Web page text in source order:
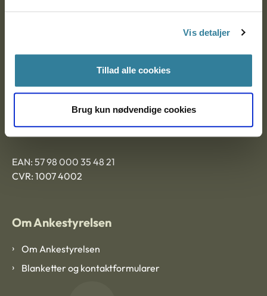
Vis detaljer
Tillad alle cookies
Brug kun nødvendige cookies
Ankestyrelsen København
EAN: 57 98 000 35 48 21
CVR: 1007 4002
Om Ankestyrelsen
Om Ankestyrelsen
Blanketter og kontaktformularer